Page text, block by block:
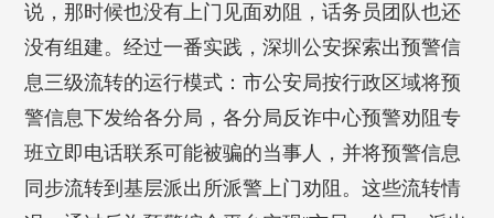
说，那时候也没有上门见面劝阻，话务员团队也还
没有组建。经过一番实践，深圳公安探索出预警信
息三级流转的运行模式：市公安局按行政区域将预
警信息下发给各分局，各分局反诈中心预警劝阻专
班立即电话联系可能被骗的当事人，并将预警信息
同步流转到基层派出所派警上门劝阻。这些流转情